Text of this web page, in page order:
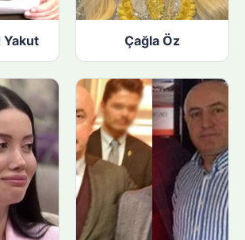
Yakut Çağla Öz